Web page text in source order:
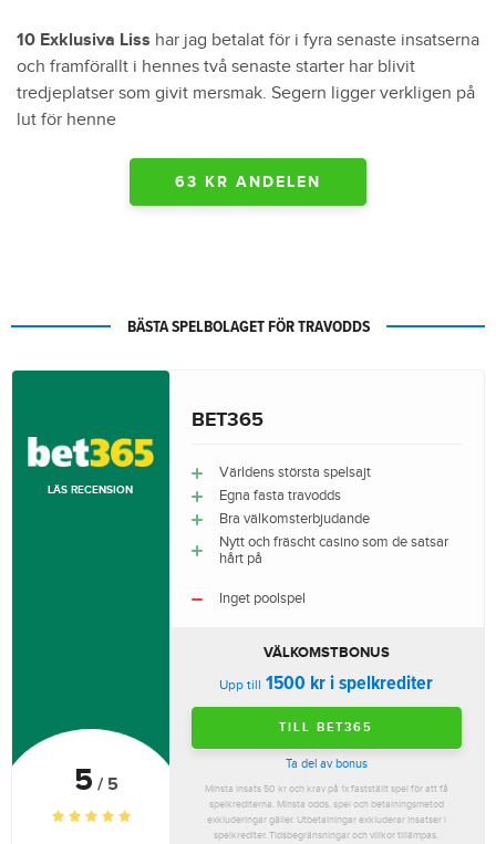
10 Exklusiva Liss har jag betalat för i fyra senaste insatserna
och framförallt i hennes två senaste starter har blivit
tredjeplatser som givit mersmak. Segern ligger verkligen på
lut för henne
63 KR ANDELEN
BÄSTA SPELBOLAGET FÖR TRAVODDS
5 / 5
LÄS RECENSION
BET365
Världens största spelsajt
Egna fasta travodds
Bra välkomsterbjudande
Nytt och fräscht casino som de satsar
hårt på
Inget poolspel
VÄLKOMSTBONUS
Upp till 1500 kr i spelkrediter
TILL BET365
Ta del av bonus
Minsta insats 50 kr och krav på 1x fastställt spel för att få
spelkrediterna. Minsta odds, spel och betalningsmetod
exkluderingar gäller. Utbetalningar exkluderar insatser i
spelkrediter. Tidsbegränsningar och villkor tillämpas.